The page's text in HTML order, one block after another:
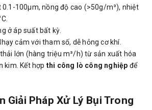
0.1-100µm, nồng độ cao (>50g/m³), nhiệt
ở áp suất bất kỳ.
cảm với tham số, dễ hỏng cơ khí.
thải lớn (hàng triệu m³/h) từ sản xuất hóa
kim. Kết hợp thi công lò công nghiệp để
Giải Pháp Xử Lý Bụi Trong